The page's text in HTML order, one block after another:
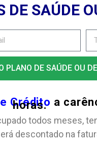
DE SAÚDE
PLANO DE SAÚDE OU
Crédito a
horas.
todos meses,
descontado na